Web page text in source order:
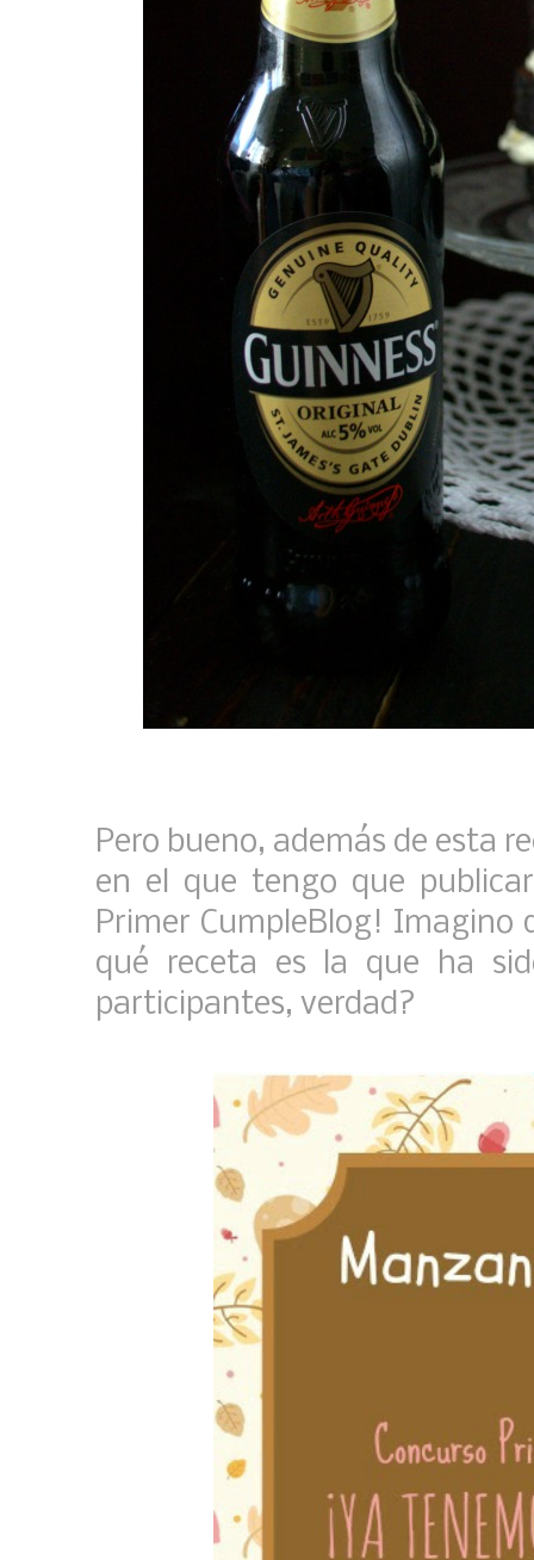
Pero bueno, además de esta
en el que tengo que
Primer CumpleBlog! Imagino
qué receta es la que ha
participantes, verdad?